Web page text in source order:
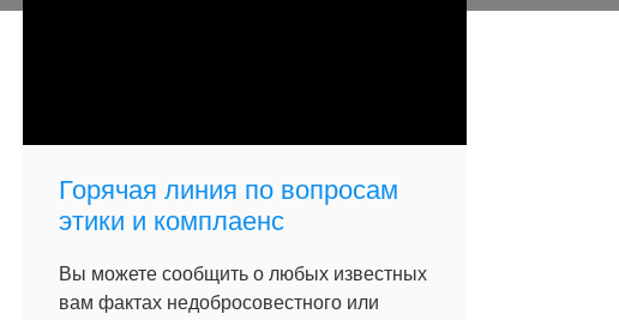
Горячая линия по вопросам
этики и комплаенс
Вы можете сообщить о любых известных
вам фактах недобросовестного или